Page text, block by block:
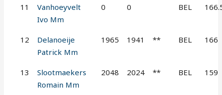
11
Vanhoeyvelt
Ivo Mm
0 0 BEL
12
Delanoeije
Patrick Mm
1965 1941 ** BEL 166
13
Slootmaekers
Romain Mm
2048 2024 ** BEL 159